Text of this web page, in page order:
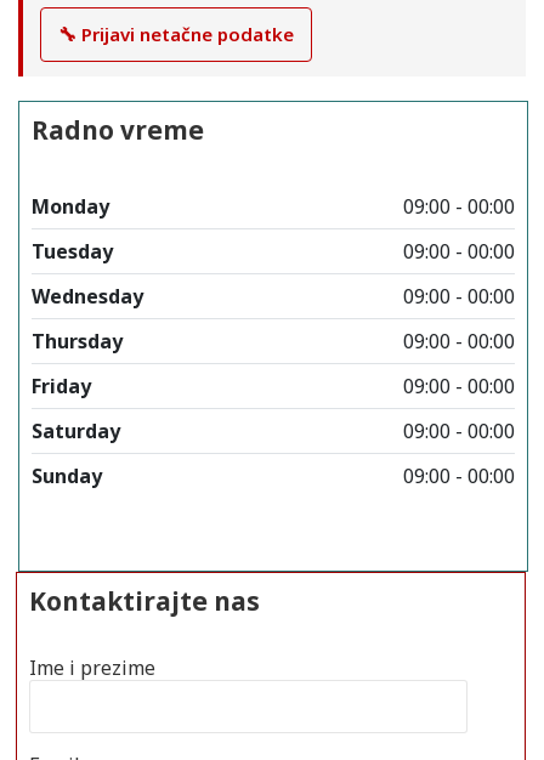
🔧 Prijavi netačne podatke
Radno vreme
Monday
09:00 - 00:00
Tuesday
09:00 - 00:00
Wednesday
09:00 - 00:00
Thursday
09:00 - 00:00
Friday
09:00 - 00:00
Saturday
09:00 - 00:00
Sunday
09:00 - 00:00
Kontaktirajte nas
Ime i prezime